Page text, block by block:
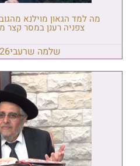
מה למד הגאון מוילנא
צפניה רענן במסר
שלמה שרעבי